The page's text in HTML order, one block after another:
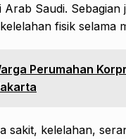
Arab Saudi.
fisik selama
Perumahan
sakit, kelelahan,